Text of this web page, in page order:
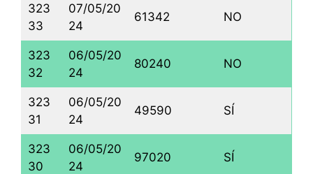
323
33
07/05/20
24
61342 NO
323
32
06/05/20
24
80240 NO
323
31
06/05/20
24
49590 SÍ
323
30
06/05/20
24
97020 SÍ